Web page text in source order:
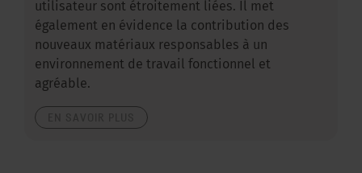
utilisateur sont étroitement liées. Il met
également en évidence la contribution des
nouveaux matériaux responsables à un
environnement de travail fonctionnel et
agréable.